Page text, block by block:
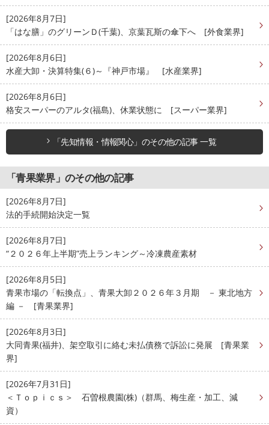
[2026年8月7日]
「はな膳」のグリーンＤ(千葉)、京葉瓦斯の傘下へ [外食業界]
[2026年8月6日]
水産大卸・決算特集(６)～『神戸市場』 [水産業界]
[2026年8月6日]
格安スーパーのアルタ(福島)、休業状態に [スーパー業界]
「先知情報・情報関心」のその他の記事 一覧
「青果業界」のその他の記事
[2026年8月7日]
法的手続開始決定一覧
[2026年8月7日]
“２０２６年上半期”売上ランキング～冷凍農産素材
[2026年8月5日]
青果市場の「転換点」、青果大卸２０２６年３月期 － 東北地方
編 － [青果業界]
[2026年8月3日]
大同青果(福井)、架空取引に絡む未払債務で訴訟に発展 [青果業
界]
[2026年7月31日]
＜Ｔｏｐｉｃｓ＞ 石曽根農園(株)（群馬、梅生産・加工、減
資）